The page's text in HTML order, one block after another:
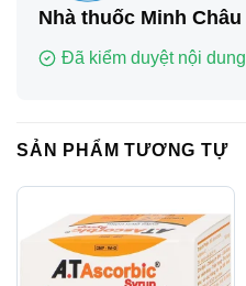
Nhà thuốc Minh Châu
Đã kiểm duyệt nội dung
SẢN PHẨM TƯƠNG TỰ